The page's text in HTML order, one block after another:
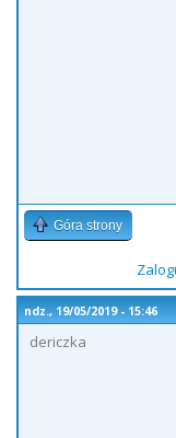
Góra strony
ndz., 19/05/2019 - 15:46
dericzka